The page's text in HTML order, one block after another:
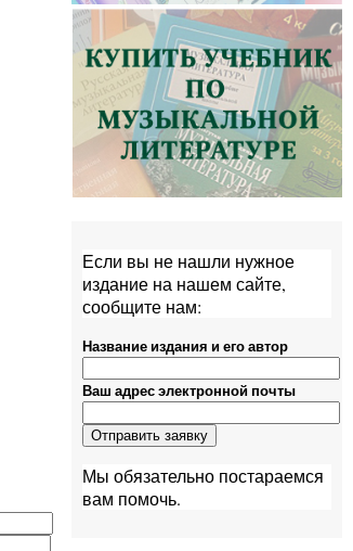
Если вы не нашли нужное
издание на нашем сайте,
сообщите нам:
Название издания и его автор
Ваш адрес электронной почты
Мы обязательно постараемся
вам помочь.